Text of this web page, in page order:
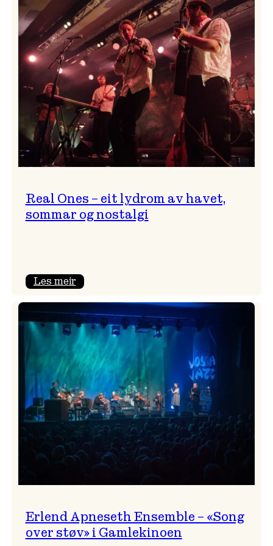
og
…?
Real Ones – eit lydrom av havet,
sommar og nostalgi
Les meir:
Ones
–
eit
lydrom
av
havet,
sommar
og
nostalgi
Erlend Apneseth Ensemble – «Song
over støv» i Gamlekinoen